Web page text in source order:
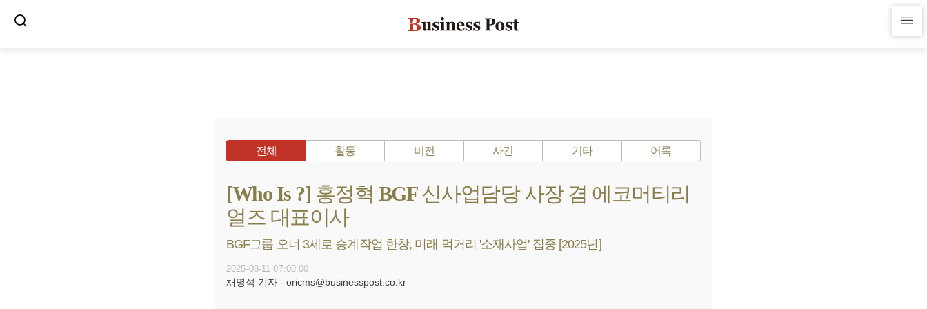
전체 활동 비전 사건 기타 어록
[Who Is ?] 홍정혁 BGF 신사업담당 사장 겸 에코머티리
얼즈 대표이사
BGF그룹 오너 3세로 승계작업 한창, 미래 먹거리 '소재사업' 집중 [2025년]
2025-08-11 07:00:00
채명석 기자 - oricms@businesspost.co.kr